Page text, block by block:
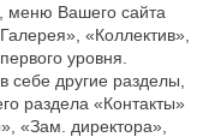
меню Вашего сайта
«Коллектив»,
уровня.
себе другие разделы,
раздела «Контакты»
«Зам. директора»,